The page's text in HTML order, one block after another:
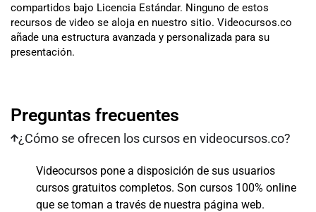
compartidos bajo Licencia Estándar. Ninguno de estos
recursos de video se aloja en nuestro sitio. Videocursos.co
añade una estructura avanzada y personalizada para su
presentación.
Preguntas frecuentes
¿Cómo se ofrecen los cursos en videocursos.co?
Videocursos pone a disposición de sus usuarios
cursos gratuitos completos. Son cursos 100% online
que se toman a través de nuestra página web.